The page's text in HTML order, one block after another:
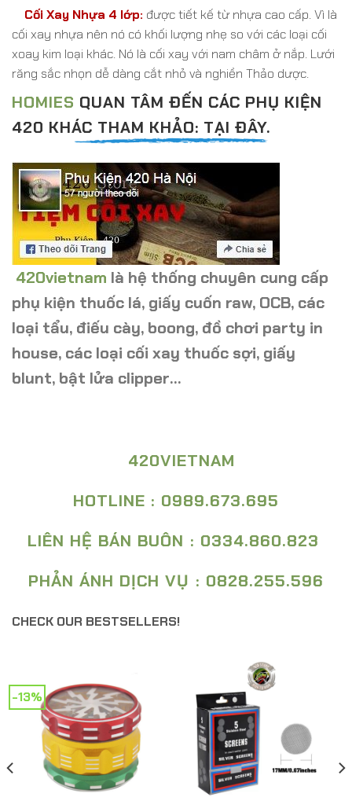
Cối Xay Nhựa 4 lớp: được tiết kế từ nhựa cao cấp. Vì là
cối xay nhựa nên nó có khối lượng nhẹ so với các loại cối
xoay kim loại khác. Nó là cối xay với nam châm ở nắp. Lưới
răng sắc nhọn dễ dàng cắt nhỏ và nghiền Thảo dược.
HOMIES QUAN TÂM ĐẾN CÁC PHỤ KIỆN
420 KHÁC THAM KHẢO: TẠI ĐÂY.
420vietnam là hệ thống chuyên cung cấp
phụ kiện thuốc lá, giấy cuốn raw, OCB, các
loại tẩu, điếu cày, boong, đồ chơi party in
house, các loại cối xay thuốc sợi, giấy
blunt, bật lửa clipper…
420VIETNAM
HOTLINE : 0989.673.695
LIÊN HỆ BÁN BUÔN : 0334.860.823
PHẢN ÁNH DỊCH VỤ : 0828.255.596
CHECK OUR BESTSELLERS!
-13%